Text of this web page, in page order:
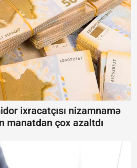
ixracatçısı nizamnamə
manatdan çox azaltdı